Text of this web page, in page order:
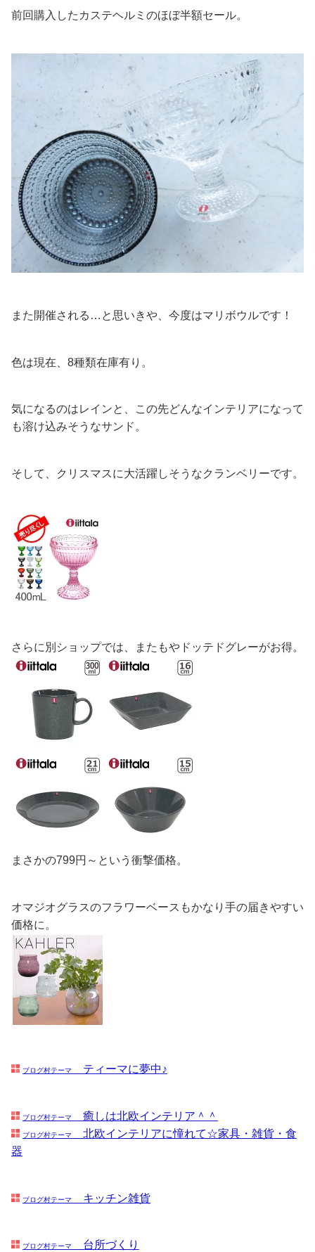
前回購入したカステヘルミのほぼ半額セール。
また開催される…と思いきや、今度はマリボウルです！
色は現在、8種類在庫有り。
気になるのはレインと、この先どんなインテリアになって
も溶け込みそうなサンド。
そして、クリスマスに大活躍しそうなクランベリーです。
さらに別ショップでは、またもやドッテドグレーがお得。
まさかの799円～という衝撃価格。
オマジオグラスのフラワーベースもかなり手の届きやすい
価格に。
ブログ村テーマ ティーマに夢中♪
ブログ村テーマ 癒しは北欧インテリア＾＾
ブログ村テーマ
北欧インテリアに憧れて☆家具・雑貨・食
器
ブログ村テーマ キッチン雑貨
ブログ村テーマ 台所づくり